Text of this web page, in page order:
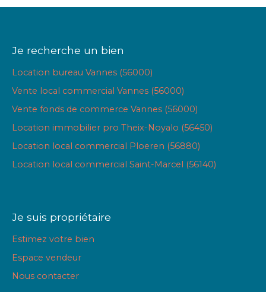
Je recherche un bien
Location bureau Vannes (56000)
Vente local commercial Vannes (56000)
Vente fonds de commerce Vannes (56000)
Location immobilier pro Theix-Noyalo (56450)
Location local commercial Ploeren (56880)
Location local commercial Saint-Marcel (56140)
Je suis propriétaire
Estimez votre bien
Espace vendeur
Nous contacter